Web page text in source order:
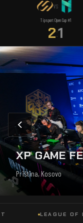
VS
Tipsport Open Cup #1
2:1
XP GAME
Priština, Kosovo
LEAGUE OF